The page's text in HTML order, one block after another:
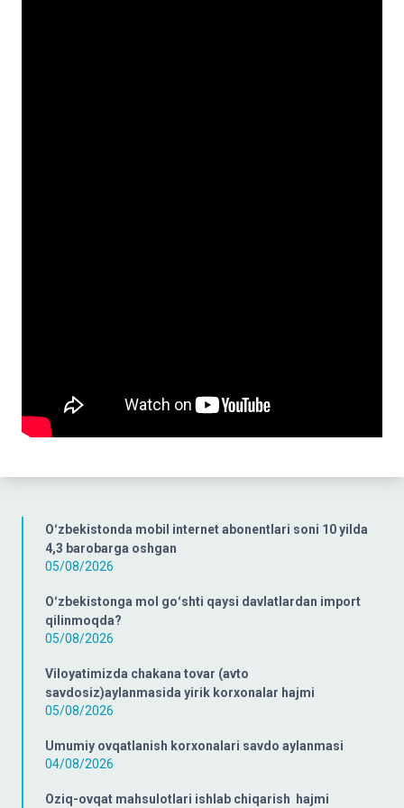
Oʻzbekistonda mobil internet abonentlari soni 10 yilda
4,3 barobarga oshgan
05/08/2026
Oʻzbekistonga mol goʻshti qaysi davlatlardan import
qilinmoqda?
05/08/2026
Viloyatimizda chakana tovar (avto
savdosiz)aylanmasida yirik korxonalar hajmi
05/08/2026
Umumiy ovqatlanish korxonalari savdo aylanmasi
04/08/2026
Oziq-ovqat mahsulotlari ishlab chiqarish hajmi